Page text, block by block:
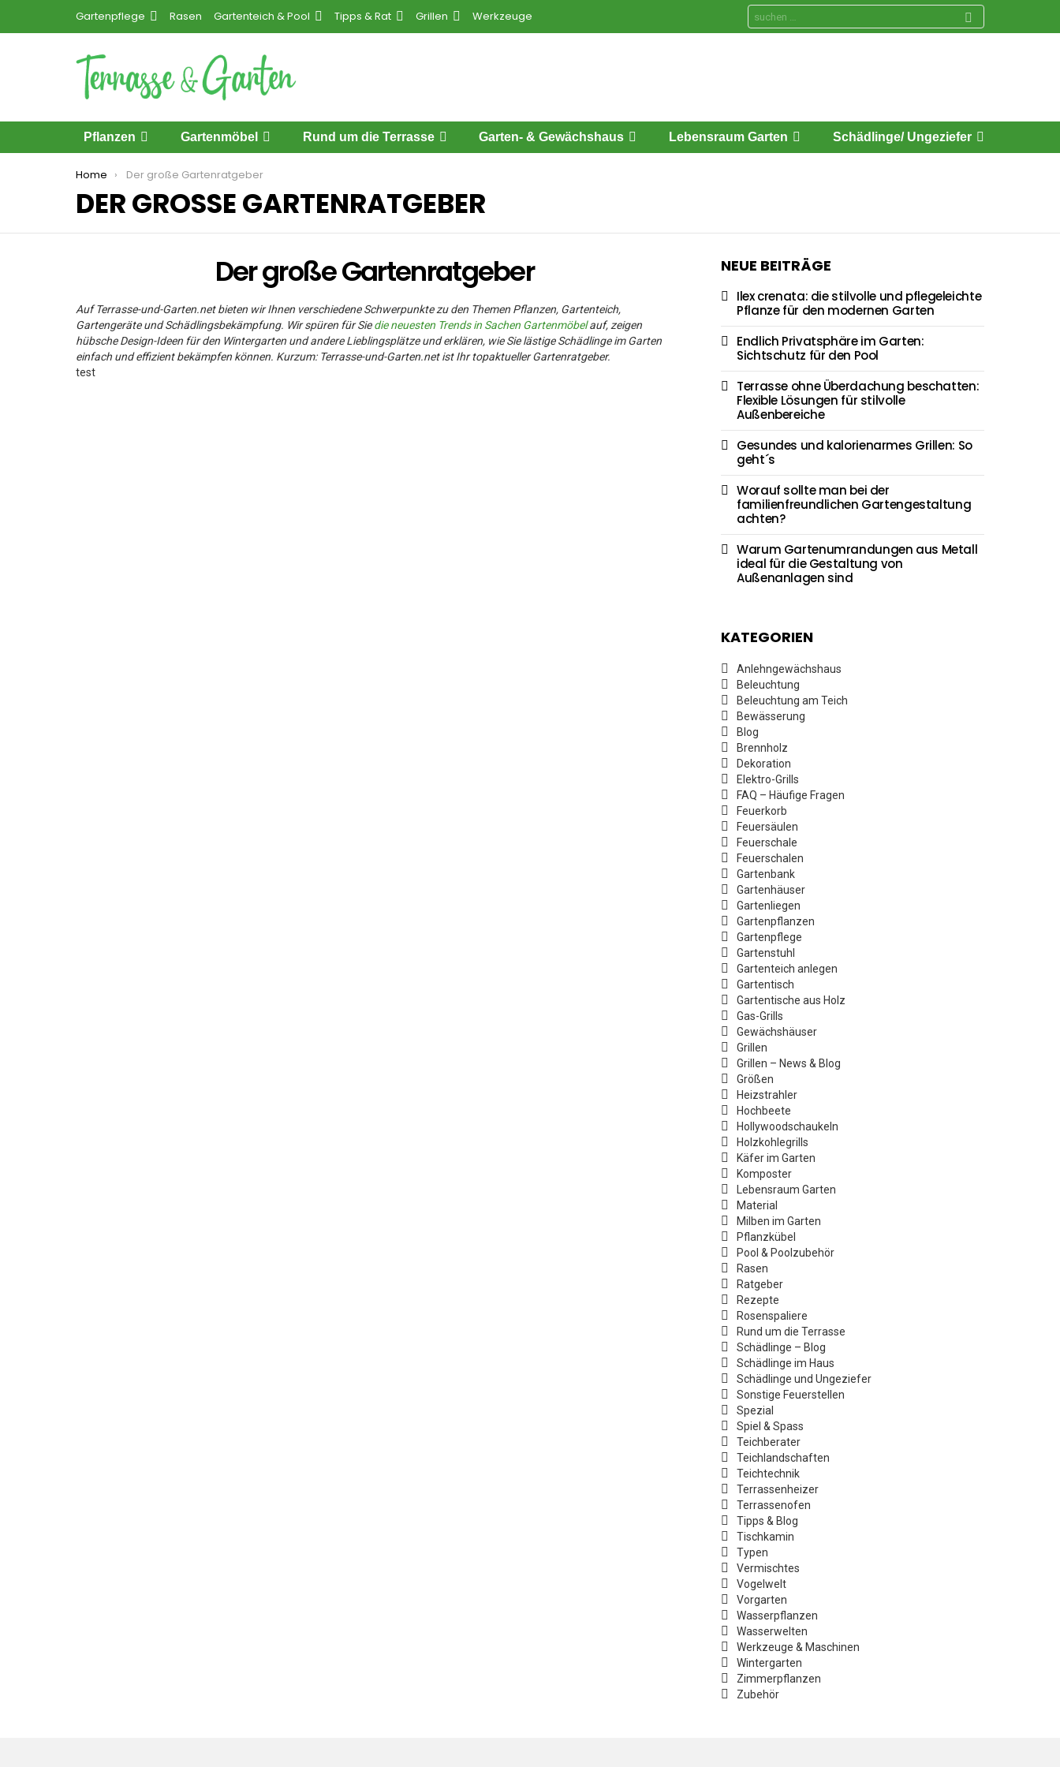
Gartenpflege Rasen Gartenteich & Pool Tipps & Rat Grillen Werkzeuge
Search
for:
Pflanzen Gartenmöbel Rund um die Terrasse Garten- & Gewächshaus Lebensraum Garten Schädlinge/ Ungeziefer
You are here:
Home Der große Gartenratgeber
DER GROSSE GARTENRATGEBER
Der große Gartenratgeber
Auf Terrasse-und-Garten.net bieten wir Ihnen verschiedene Schwerpunkte zu den Themen Pflanzen, Gartenteich,
Gartengeräte und Schädlingsbekämpfung. Wir spüren für Siedie neuesten Trends in Sachen Gartenmöbelauf, zeigen
hübsche Design-Ideen für den Wintergarten und andere Lieblingsplätze und erklären, wie Sie lästige Schädlinge im Garten
einfach und effizient bekämpfen können. Kurzum: Terrasse-und-Garten.net ist Ihr topaktueller Gartenratgeber.
test
NEUE BEITRÄGE
Ilex crenata: die stilvolle und pflegeleichte
Pflanze für den modernen Garten
Endlich Privatsphäre im Garten:
Sichtschutz für den Pool
Terrasse ohne Überdachung beschatten:
Flexible Lösungen für stilvolle
Außenbereiche
Gesundes und kalorienarmes Grillen: So
geht´s
Worauf sollte man bei der
familienfreundlichen Gartengestaltung
achten?
Warum Gartenumrandungen aus Metall
ideal für die Gestaltung von
Außenanlagen sind
KATEGORIEN
Anlehngewächshaus
Beleuchtung
Beleuchtung am Teich
Bewässerung
Blog
Brennholz
Dekoration
Elektro-Grills
FAQ – Häufige Fragen
Feuerkorb
Feuersäulen
Feuerschale
Feuerschalen
Gartenbank
Gartenhäuser
Gartenliegen
Gartenpflanzen
Gartenpflege
Gartenstuhl
Gartenteich anlegen
Gartentisch
Gartentische aus Holz
Gas-Grills
Gewächshäuser
Grillen
Grillen – News & Blog
Größen
Heizstrahler
Hochbeete
Hollywoodschaukeln
Holzkohlegrills
Käfer im Garten
Komposter
Lebensraum Garten
Material
Milben im Garten
Pflanzkübel
Pool & Poolzubehör
Rasen
Ratgeber
Rezepte
Rosenspaliere
Rund um die Terrasse
Schädlinge – Blog
Schädlinge im Haus
Schädlinge und Ungeziefer
Sonstige Feuerstellen
Spezial
Spiel & Spass
Teichberater
Teichlandschaften
Teichtechnik
Terrassenheizer
Terrassenofen
Tipps & Blog
Tischkamin
Typen
Vermischtes
Vogelwelt
Vorgarten
Wasserpflanzen
Wasserwelten
Werkzeuge & Maschinen
Wintergarten
Zimmerpflanzen
Zubehör